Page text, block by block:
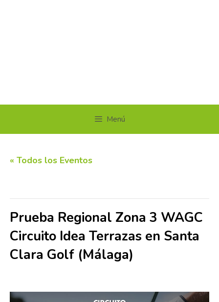
Menú
« Todos los Eventos
Prueba Regional Zona 3 WAGC
Circuito Idea Terrazas en Santa
Clara Golf (Málaga)